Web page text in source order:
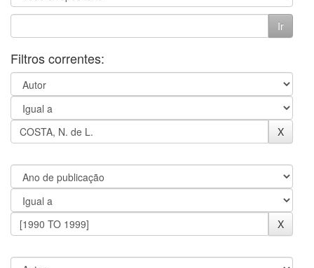
Filtros correntes: